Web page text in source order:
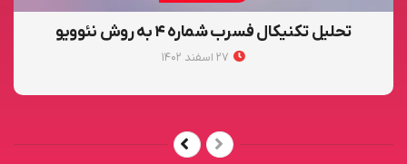
تحلیل تکنیکال فسرب شماره ۴ به روش نئوویو